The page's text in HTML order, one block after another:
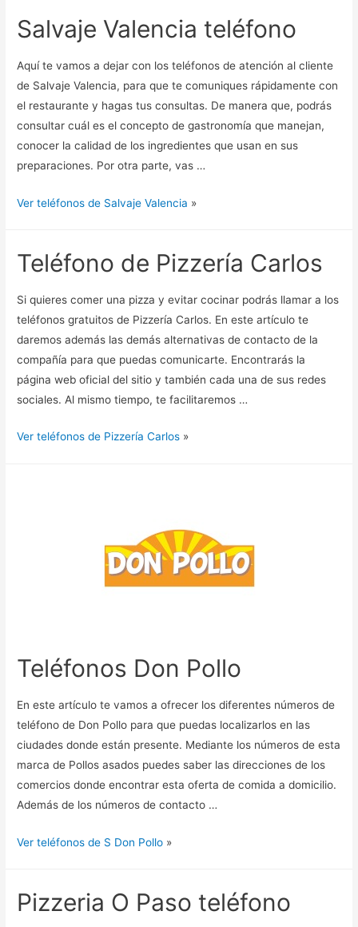
Salvaje Valencia teléfono
Aquí te vamos a dejar con los teléfonos de atención al cliente
de Salvaje Valencia, para que te comuniques rápidamente con
el restaurante y hagas tus consultas. De manera que, podrás
consultar cuál es el concepto de gastronomía que manejan,
conocer la calidad de los ingredientes que usan en sus
preparaciones. Por otra parte, vas …
Ver teléfonos de Salvaje Valencia »
Teléfono de Pizzería Carlos
Si quieres comer una pizza y evitar cocinar podrás llamar a los
teléfonos gratuitos de Pizzería Carlos. En este artículo te
daremos además las demás alternativas de contacto de la
compañía para que puedas comunicarte. Encontrarás la
página web oficial del sitio y también cada una de sus redes
sociales. Al mismo tiempo, te facilitaremos …
Ver teléfonos de Pizzería Carlos »
Teléfonos Don Pollo
En este artículo te vamos a ofrecer los diferentes números de
teléfono de Don Pollo para que puedas localizarlos en las
ciudades donde están presente. Mediante los números de esta
marca de Pollos asados puedes saber las direcciones de los
comercios donde encontrar esta oferta de comida a domicilio.
Además de los números de contacto …
Ver teléfonos de S Don Pollo »
Pizzeria O Paso teléfono